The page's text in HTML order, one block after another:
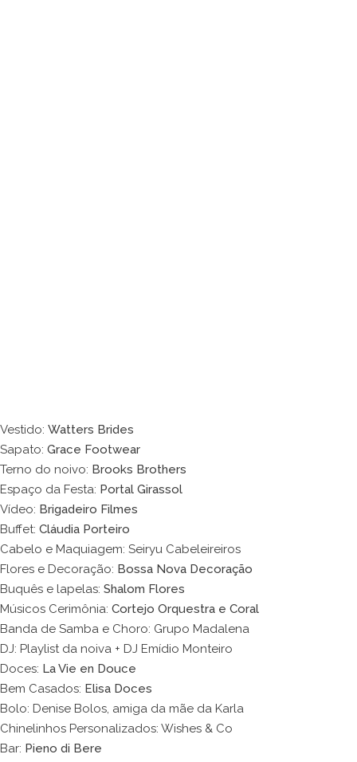
Vestido: Watters Brides
Sapato: Grace Footwear
Terno do noivo: Brooks Brothers
Espaço da Festa: Portal Girassol
Vídeo: Brigadeiro Filmes
Buffet: Cláudia Porteiro
Cabelo e Maquiagem: Seiryu Cabeleireiros
Flores e Decoração: Bossa Nova Decoração
Buquês e lapelas: Shalom Flores
Músicos Cerimônia: Cortejo Orquestra e Coral
Banda de Samba e Choro: Grupo Madalena
DJ: Playlist da noiva + DJ Emídio Monteiro
Doces: La Vie en Douce
Bem Casados: Elisa Doces
Bolo: Denise Bolos, amiga da mãe da Karla
Chinelinhos Personalizados: Wishes & Co
Bar: Pieno di Bere